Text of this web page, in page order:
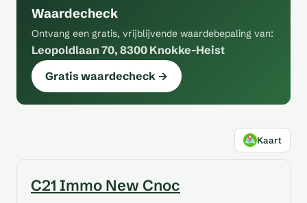
Waardecheck
Ontvang een gratis, vrijblijvende waardebepaling van:
Leopoldlaan 70, 8300 Knokke-Heist
Gratis waardecheck →
Kaart
C21 Immo New Cnoc